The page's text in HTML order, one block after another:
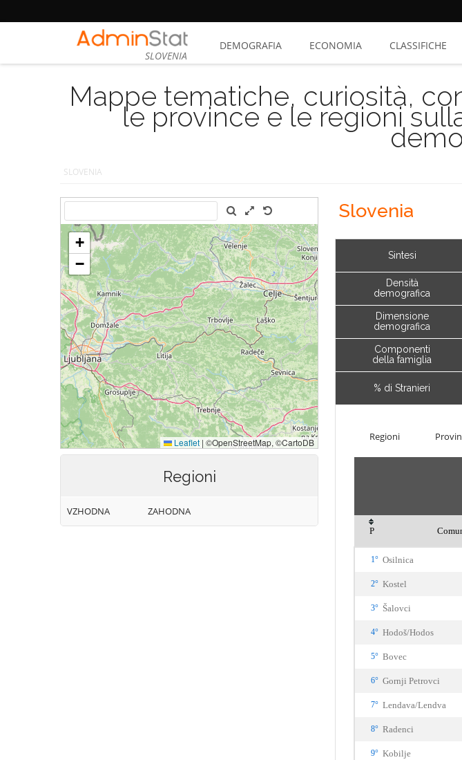
SLOVENIA
DEMOGRAFIA ECONOMIA CLASSIFICHE
Mappe tematiche, curiosità,
le province e le regioni
SLOVENIA
Regioni
VZHODNA ZAHODNA
Slovenia
Sintesi
Densità
demografica
Dimensione
demografica
Componenti
della famiglia
% di Stranieri
Regioni
P
1° Osilnica
2° Kostel
3° Šalovci
4° Hodoš/Hodos
5° Bovec
6° Gornji Petrovci
7° Lendava/Lendva
8° Radenci
9° Kobilje